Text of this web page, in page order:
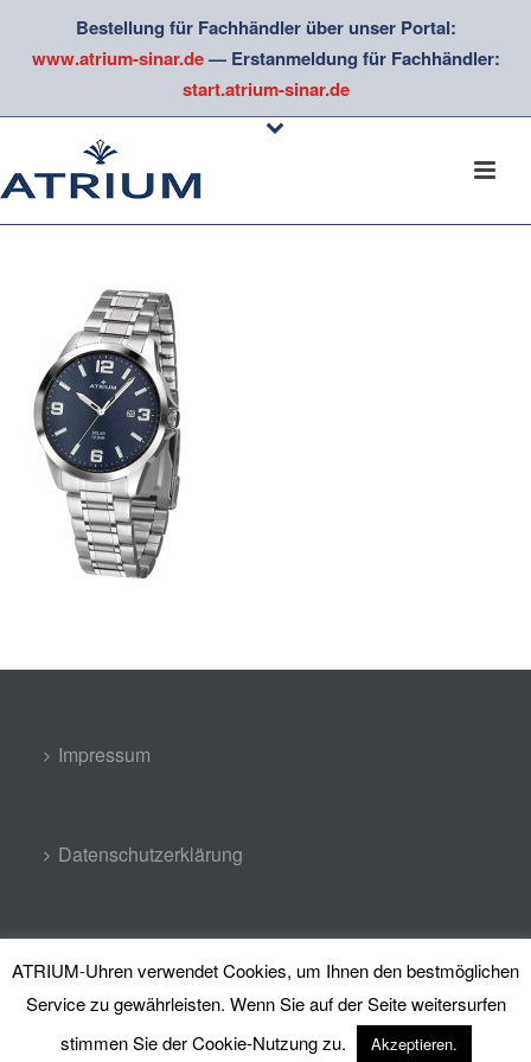
Bestellung für Fachhändler über unser Portal:
www.atrium-sinar.de— Erstanmeldung für Fachhändler:
start.atrium-sinar.de
Impressum
Datenschutzerklärung
ATRIUM-Uhren verwendet Cookies, um Ihnen den bestmöglichen
Service zu gewährleisten. Wenn Sie auf der Seite weitersurfen
stimmen Sie der Cookie-Nutzung zu.
Akzeptieren.